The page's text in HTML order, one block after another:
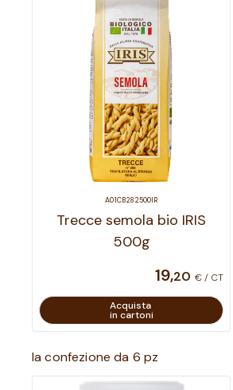
A01CB282500IR
Trecce semola bio IRIS
500g
19,20 € / CT
Acquista
in cartoni
la confezione da 6 pz